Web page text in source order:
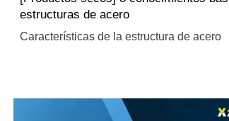
estructuras de acero
Características de la estructura de acero